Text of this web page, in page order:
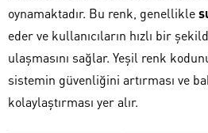
oynamaktadır. Bu renk, genellikle
eder ve kullanıcıların hızlı bir
ulaşmasını sağlar. Yeşil renk
sistemin güvenliğini artırması ve
kolaylaştırması yer alır.